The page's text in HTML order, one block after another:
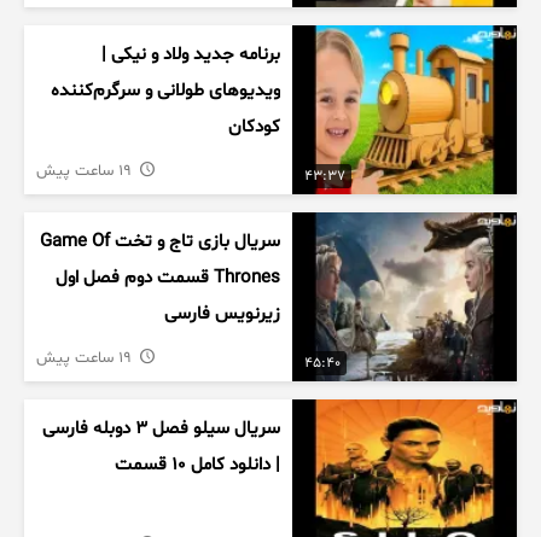
43:37
برنامه جدید ولاد و نیکی |
ویدیوهای طولانی و سرگرم‌کننده
کودکان
45:40
سریال بازی تاج و تخت Game Of
Thrones قسمت دوم فصل اول
زیرنویس فارسی
سریال سیلو فصل ۳ دوبله فارسی
| دانلود کامل ۱۰ قسمت